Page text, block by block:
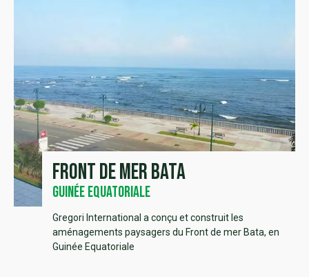
Front de mer Bata
Guinée Equatoriale
Gregori International a conçu et construit les
aménagements paysagers du Front de mer Bata, en
Guinée Equatoriale